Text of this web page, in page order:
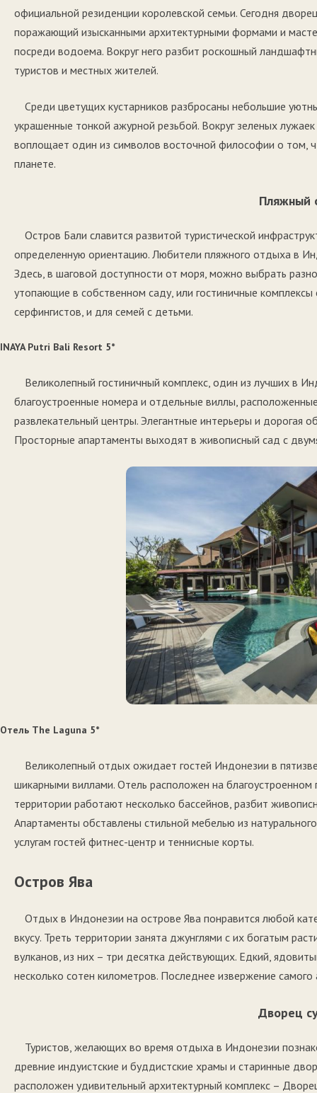
официальной резиденции королевской семьи. Сегодня
поражающий изысканными архитектурными формами и
посреди водоема. Вокруг него разбит роскошный
туристов и местных жителей.
Среди цветущих кустарников разбросаны небольшие
украшенные тонкой ажурной резьбой. Вокруг зеленых
воплощает один из символов восточной философии о том,
планете.
Пляжный
Остров Бали славится развитой туристической
определенную ориентацию. Любители пляжного отдыха в
Здесь, в шаговой доступности от моря, можно выбрать
утопающие в собственном саду, или гостиничные
серфингистов, и для семей с детьми.
INAYA Putri Bali Resort 5*
Великолепный гостиничный комплекс, один из лучших в
благоустроенные номера и отдельные виллы,
развлекательный центры. Элегантные интерьеры и
Просторные апартаменты выходят в живописный сад с
Отель Тhe Laguna 5*
Великолепный отдых ожидает гостей Индонезии в
шикарными виллами. Отель расположен на
территории работают несколько бассейнов, разбит
Апартаменты обставлены стильной мебелью из
услугам гостей фитнес-центр и теннисные корты.
Остров Ява
Отдых в Индонезии на острове Ява понравится любой
вкусу. Треть территории занята джунглями с их богатым
вулканов, из них – три десятка действующих. Едкий,
несколько сотен километров. Последнее извержение самого
Дворец
Туристов, желающих во время отдыха в Индонезии
древние индуистские и буддистские храмы и старинные
расположен удивительный архитектурный комплекс –